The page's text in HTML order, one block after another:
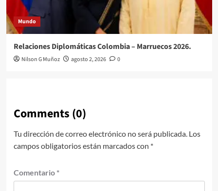
Mundo
Relaciones Diplomáticas Colombia – Marruecos 2026.
Nilson G Muñoz agosto 2, 2026 0
Comments (0)
Tu dirección de correo electrónico no será publicada. Los
campos obligatorios están marcados con *
Comentario *